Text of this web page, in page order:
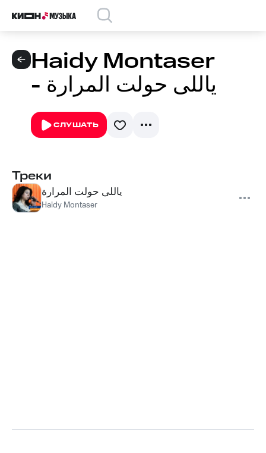
Haidy Montaser
- ياللى حولت المرارة
СЛУШАТЬ
Треки
ياللى حولت المرارة
Haidy Montaser